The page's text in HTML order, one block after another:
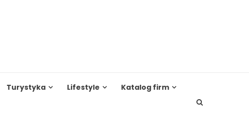
Turystyka Lifestyle Katalog firm